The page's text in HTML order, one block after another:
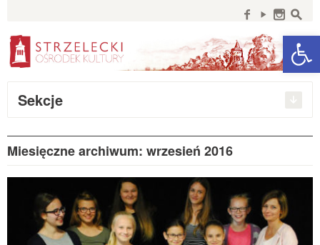
f y n s
Sekcje
Miesięczne archiwum: wrzesień 2016